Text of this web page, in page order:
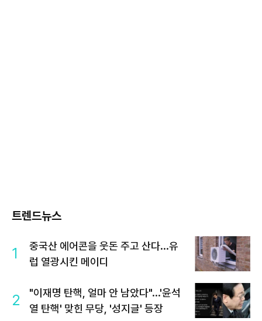
트렌드뉴스
1
중국산 에어콘을 웃돈 주고 산다...유
럽 열광시킨 메이디
2
"이재명 탄핵, 얼마 안 남았다"...'윤석
열 탄핵' 맞힌 무당, '성지글' 등장